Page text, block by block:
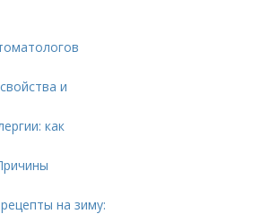
и
как
на зиму: